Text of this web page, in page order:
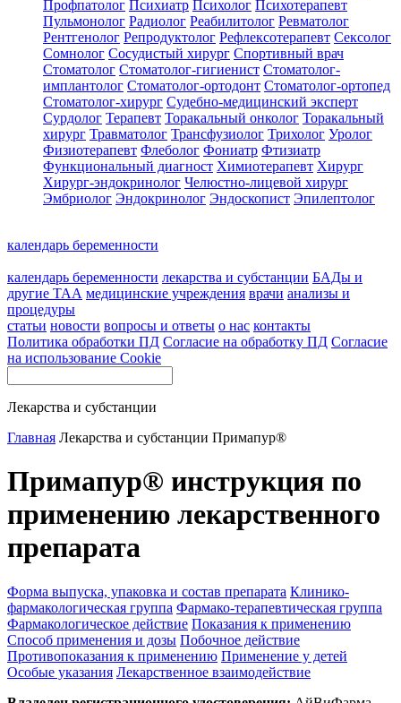
Профпатолог Психиатр Психолог Психотерапевт
Пульмонолог Радиолог Реабилитолог Ревматолог
Рентгенолог Репродуктолог Рефлексотерапевт Сексолог
Сомнолог Сосудистый хирург Спортивный врач
Стоматолог Стоматолог-гигиенист Стоматолог-
имплантолог Стоматолог-ортодонт Стоматолог-ортопед
Стоматолог-хирург Судебно-медицинский эксперт
Сурдолог Терапевт Торакальный онколог Торакальный
хирург Травматолог Трансфузиолог Трихолог Уролог
Физиотерапевт Флеболог Фониатр Фтизиатр
Функциональный диагност Химиотерапевт Хирург
Хирург-эндокринолог Челюстно-лицевой хирург
Эмбриолог Эндокринолог Эндоскопист Эпилептолог
календарь беременности
календарь беременности лекарства и субстанции БАДы и
другие ТАА медицинские учреждения врачи анализы и
процедуры
статьи новости вопросы и ответы о нас контакты
Политика обработки ПД Согласие на обработку ПД Согласие
на использование Cookie
Лекарства и субстанции
Главная Лекарства и субстанции Примапур®
Примапур® инструкция по
применению лекарственного
препарата
Форма выпуска, упаковка и состав препарата Клинико-
фармакологическая группа Фармако-терапевтическая группа
Фармакологическое действие Показания к применению
Способ применения и дозы Побочное действие
Противопоказания к применению Применение у детей
Особые указания Лекарственное взаимодействие